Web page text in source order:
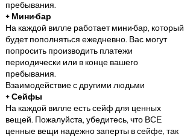
пребывания.
+ Мини-бар
На каждой вилле работает мини-бар, который
будет пополняться ежедневно. Вас могут
попросить производить платежи
периодически или в конце вашего
пребывания.
Взаимодействие с другими людьми
+ Сейфы
На каждой вилле есть сейф для ценных
вещей. Пожалуйста, убедитесь, что ВСЕ
ценные вещи надежно заперты в сейфе, так